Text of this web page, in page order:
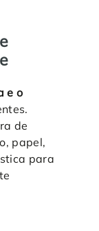
e o
de
papel,
para